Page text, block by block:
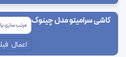
کاشی سرامیتو مدل چینوک
اعمال فیلتر